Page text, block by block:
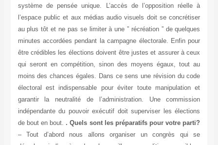
système de pensée unique. L’accès de l’opposition réelle à
l’espace public et aux médias audio visuels doit se concrétiser
au plus tôt et ne pas se limiter à une ” récréation ” de quelques
minutes accordées pendant la campagne électorale. Enfin pour
être crédibles les élections doivent être justes et assurer à ceux
qui seront en compétition, sinon des moyens égaux, tout au
moins des chances égales. Dans ce sens une révision du code
électoral est indispensable pour éviter toute manipulation et
garantir la neutralité de l’administration. Une commission
indépendante du pouvoir exécutif doit superviser les élections
de bout en bout. . Quels sont les préparatifs pour votre parti?
– Tout d’abord nous allons organiser un congrès qui se